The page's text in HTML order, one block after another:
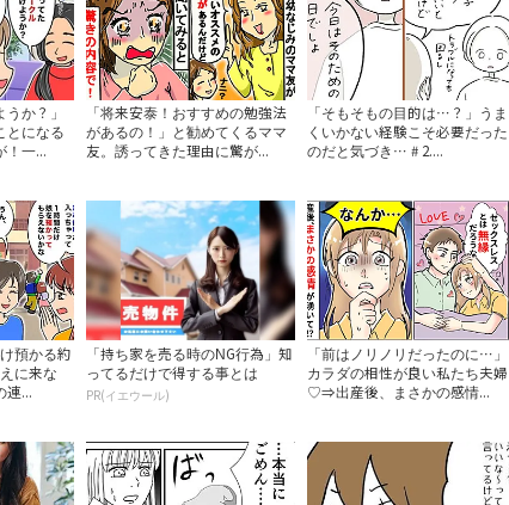
か？」
とになる
！一...
「将来安泰！おすすめの勉強法
があるの！」と勧めてくるママ
友。誘ってきた理由に驚が...
「そもそもの目的は…？」うま
くいかない経験こそ必要だった
のだと気づき… # 2....
預かる約
に来な
連...
「持ち家を売る時のNG行為」知
ってるだけで得する事とは
PR(イエウール)
「前はノリノリだったのに…」
カラダの相性が良い私たち夫婦
♡⇒出産後、まさかの感情...